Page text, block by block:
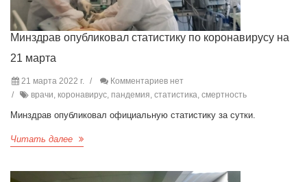
Минздрав опубликовал статистику по коронавирусу на
21 марта
21 марта 2022 г.
Комментариев нет
врачи, коронавирус, пандемия, статистика, смертность
Минздрав опубликовал официальную статистику за сутки.
Читать далее